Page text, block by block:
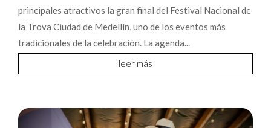
principales atractivos la gran final del Festival Nacional de
la Trova Ciudad de Medellín, uno de los eventos más
tradicionales de la celebración. La agenda...
leer más